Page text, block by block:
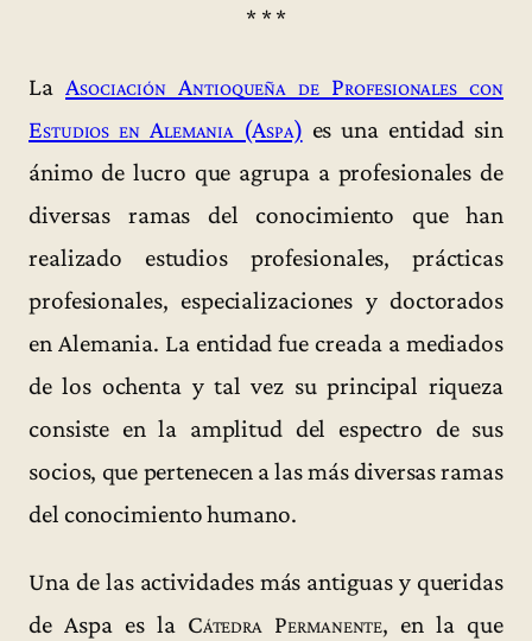
* * *
La Asociación Antioqueña de Profesionales con
Estudios en Alemania (Aspa) es una entidad sin
ánimo de lucro que agrupa a profesionales de
diversas ramas del conocimiento que han
realizado estudios profesionales, prácticas
profesionales, especializaciones y doctorados
en Alemania. La entidad fue creada a mediados
de los ochenta y tal vez su principal riqueza
consiste en la amplitud del espectro de sus
socios, que pertenecen a las más diversas ramas
del conocimiento humano.
Una de las actividades más antiguas y queridas
de Aspa es la Cátedra Permanente, en la que